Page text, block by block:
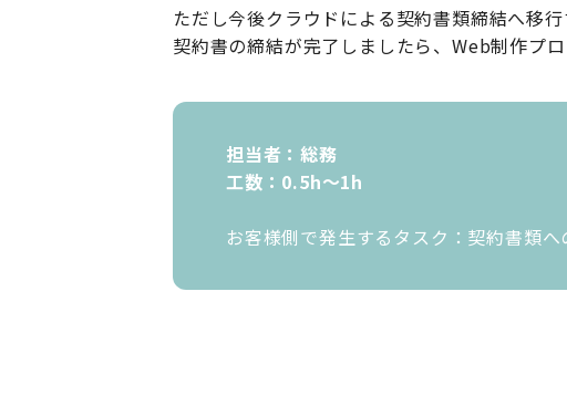
ただし今後クラウドによる契約書類締結へ移
契約書の締結が完了しましたら、Web制作プロ
担当者：総務
工数：0.5h〜1h
お客様側で発生するタスク：契約書類